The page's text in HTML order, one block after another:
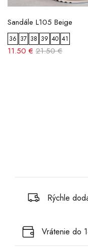
Sandále L105 Beige
36 37 38 39 40 41
11.50 € 21.50 €
Rýchle
Vrátenie do